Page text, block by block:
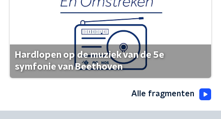
Hardlopen op de muziek van de 5e
symfonie van Beethoven
Alle fragmenten